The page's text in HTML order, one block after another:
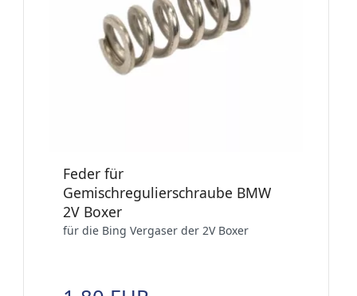
Feder für
Gemischregulierschraube BMW
2V Boxer
für die Bing Vergaser der 2V Boxer